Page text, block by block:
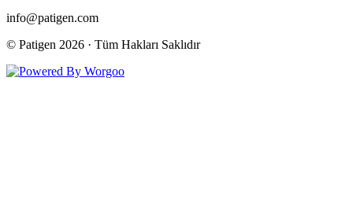
info@patigen.com
© Patigen 2026 · Tüm Hakları Saklıdır